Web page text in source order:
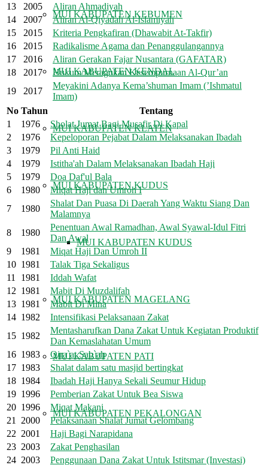
MUI KABUPATEN KEBUMEN
MUI KABUPATEN KENDAL
MUI KABUPATEN KLATEN
MUI KABUPATEN KUDUS
MUI KABUPATEN KUDUS
MUI KABUPATEN MAGELANG
MUI KABUPATEN PATI
MUI KABUPATEN PEKALONGAN
13
2005
Aliran Ahmadiyah
14
2007
Aliran Al-Qiyadah Al-Islamiyah
15
2015
Kriteria Pengkafiran (Dhawabit At-Takfir)
16
2015
Radikalisme Agama dan Penanggulangannya
17
2016
Aliran Gerakan Fajar Nusantara (GAFATAR)
18
2017
Hukum Meragukan Kesempurnaan Al-Qur’an
19
2017
Meyakini Adanya Kema’shuman Imam (’Ishmatul
Imam)
No Tahun
Tentang
1
1976
Sholat Jumat Bagi Musafir Di Kapal
2
1976
Kepeloporan Pejabat Dalam Melaksanakan Ibadah
3
1979
Pil Anti Haid
4
1979
Istitha'ah Dalam Melaksanakan Ibadah Haji
5
1979
Doa Daf'ul Bala
6
1980
Miqat Haji dan Umroh I
7
1980
Shalat Dan Puasa Di Daerah Yang Waktu Siang Dan
Malamnya
8
1980
Penentuan Awal Ramadhan, Awal Syawal-Idul Fitri
Dan Awal
9
1981
Miqat Haji Dan Umroh II
10 1981
Talak Tiga Sekaligus
11
1981
Iddah Wafat
12 1981
Mabit Di Muzdalifah
13 1981
Mabit Di Mina
14 1982
Intensifikasi Pelaksanaan Zakat
15 1982
Mentasharufkan Dana Zakat Untuk Kegiatan Produktif
Dan Kemaslahatan Umum
16 1983
Qira`at Sab`ah
17 1983
Shalat dalam satu masjid bertingkat
18 1984
Ibadah Haji Hanya Sekali Seumur Hidup
19 1996
Pemberian Zakat Untuk Bea Siswa
20 1996
Miqat Makani
21
2000
Pelaksanaan Shalat Jumat Gelombang
22 2001
Haji Bagi Narapidana
23 2003
Zakat Penghasilan
24 2003
Penggunaan Dana Zakat Untuk Istitsmar (Investasi)